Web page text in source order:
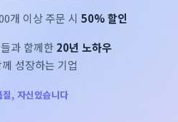
개 이상 주문 시 50% 할인
과 함께한 20년 노하우
성장하는 기업
질, 자신있습니다